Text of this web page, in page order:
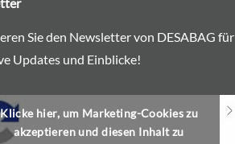
Sie den Newsletter von DESABAG für
Updates und Einblicke!
Klicke hier, um Marketing-Cookies zu
akzeptieren und diesen Inhalt zu